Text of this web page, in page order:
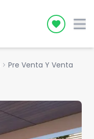
Icon
chevron_right Pre Venta Y Venta